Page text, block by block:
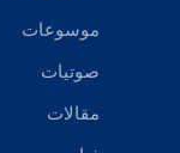
موسوعات
صوتيات
مقالات